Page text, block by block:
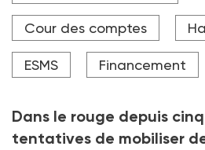
Crédit photo Hans Lucas via AFP
Cour des comptes
ESMS Financement
Dans le rouge depuis
tentatives de mobiliser